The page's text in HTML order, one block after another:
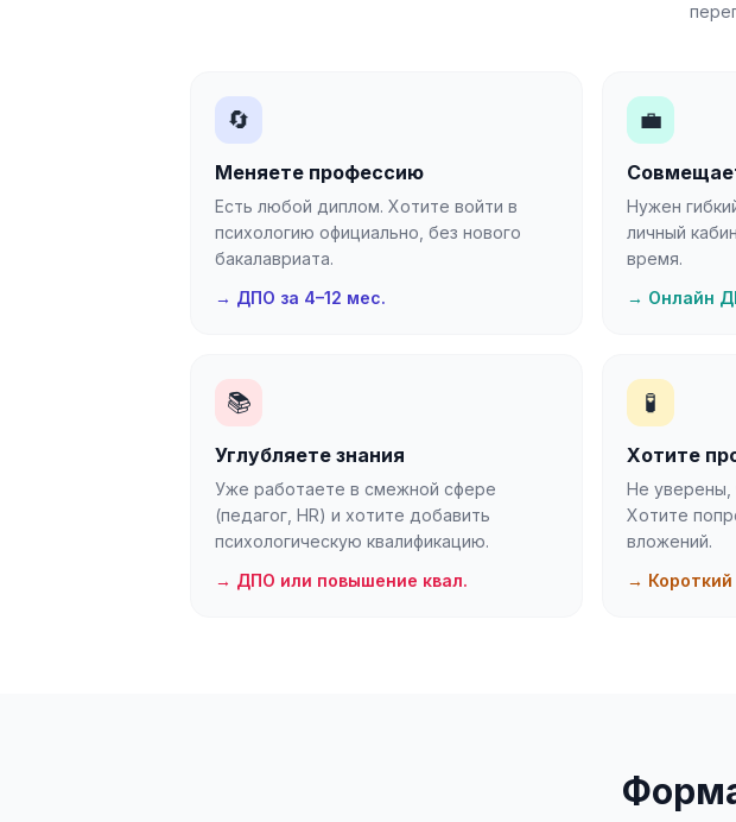
🔄
Меняете профессию
Есть любой диплом. Хотите войти в
психологию официально, без нового
бакалавриата.
→ ДПО за 4–12 мес.
💼
Нужен
личный
время.
→ Онлайн
📚
Углубляете знания
Уже работаете в смежной сфере
(педагог, HR) и хотите добавить
психологическую квалификацию.
→ ДПО или повышение квал.
🧪
Хотите
Не уверены,
Хотите
вложений.
→ Короткий